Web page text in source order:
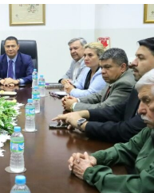
apoyo clave
social y
tienen como
contemplados en el
(PGN), ejecutadas por
(MEF) destinada a
ejecución de obras y